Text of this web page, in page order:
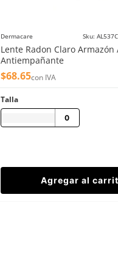
Dermacare Sku:
Lente Radon Claro Armazón
Antiempañante
$68.65con IVA
Talla
Agregar al